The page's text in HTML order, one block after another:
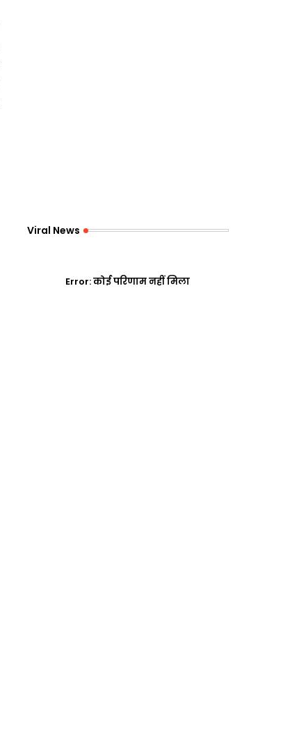
Viral News
Error:कोई परिणाम नहीं मिला